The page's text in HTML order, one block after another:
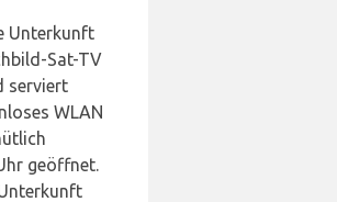
Unterkunft
Sat-TV
serviert
WLAN
geöffnet.